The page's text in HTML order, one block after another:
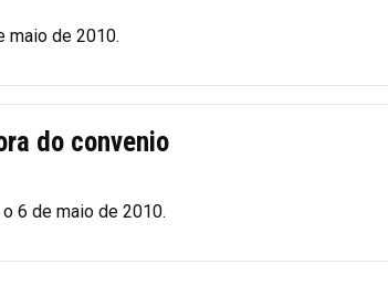
maio de 2010.
do convenio
6 de maio de 2010.